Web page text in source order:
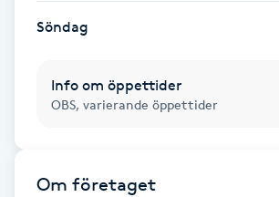
Medium
Megavolymfransar
Söndag
Info om öppettider
OBS, varierande öppettider
Om företaget